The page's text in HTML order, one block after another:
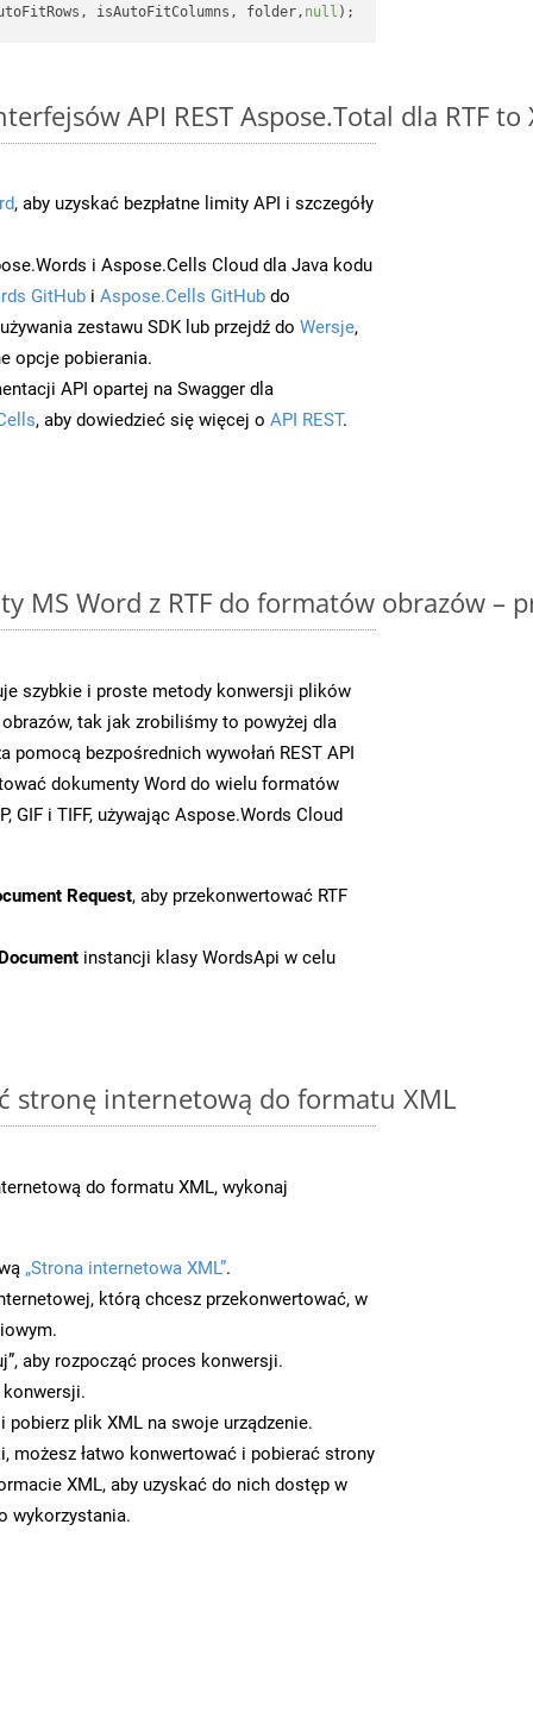
isAutoFitColumns, folder, null
API REST Aspose.Total dla RTF to
, aby uzyskać bezpłatne limity API i szczegóły
i Aspose.Cells Cloud dla Java kodu
GitHub i Aspose.Cells GitHub do
zestawu SDK lub przejdź do Wersje,
opcje pobierania.
API opartej na Swagger dla
, aby dowiedzieć się więcej o API REST.
MS Word z RTF do formatów obrazów –
szybkie i proste metody konwersji plików
tak jak zrobiliśmy to powyżej dla
pomocą bezpośrednich wywołań REST API
dokumenty Word do wielu formatów
GIF i TIFF, używając Aspose.Words Cloud
Request, aby przekonwertować RTF
instancji klasy WordsApi w celu
stronę internetową do formatu XML
do formatu XML, wykonaj
„Strona internetowa XML”.
którą chcesz przekonwertować, w
aby rozpocząć proces konwersji.
konwersji.
pobierz plik XML na swoje urządzenie.
możesz łatwo konwertować i pobierać strony
XML, aby uzyskać do nich dostęp w
wykorzystania.